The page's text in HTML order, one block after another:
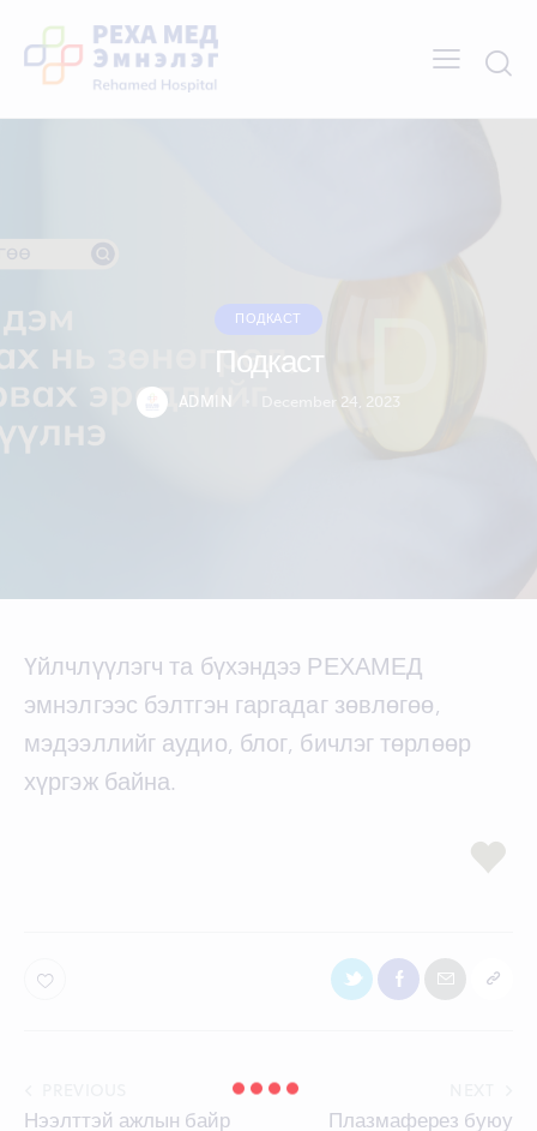
ПОДКАСТ
Подкаст
ADMIN December 24, 2023
Үйлчлүүлэгч та бүхэндээ РЕХАМЕД
эмнэлгээс бэлтгэн гаргадаг зөвлөгөө,
мэдээллийг аудио, блог, бичлэг төрлөөр
хүргэж байна.
Нээлттэй ажлын байр
Плазмаферез буюу